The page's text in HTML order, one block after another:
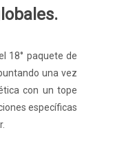
18° paquete de
una vez
con un tope
específicas